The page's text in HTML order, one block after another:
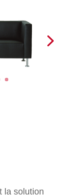
la solution